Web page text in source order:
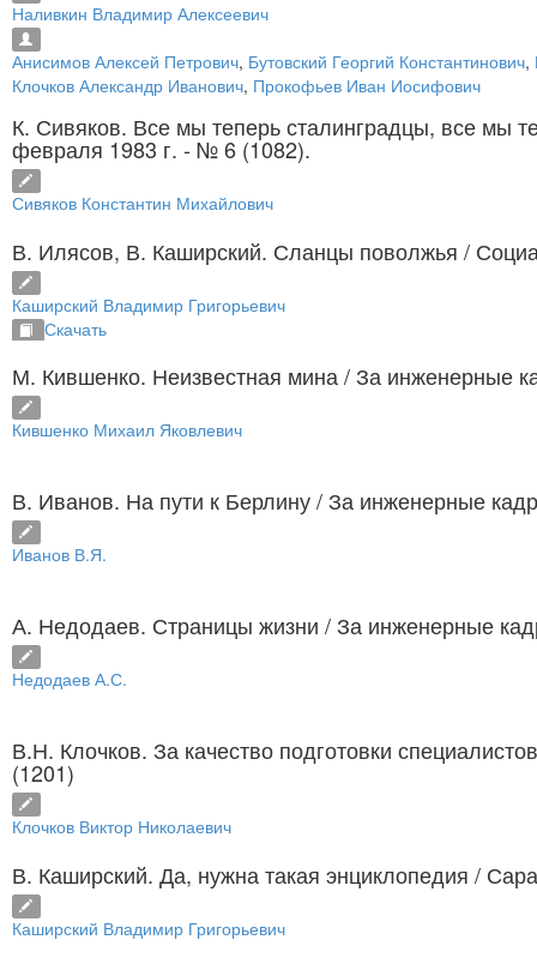
Наливкин Владимир Алексеевич
Анисимов Алексей Петрович, Бутовский Георгий Константинович,
Клочков Александр Иванович, Прокофьев Иван Иосифович
К. Сивяков. Все мы теперь сталинградцы, все мы
февраля 1983 г. - № 6 (1082).
Сивяков Константин Михайлович
В. Илясов, В. Каширский. Сланцы поволжья /
Каширский Владимир Григорьевич
Скачать
М. Кившенко. Неизвестная мина / За инженерные
Кившенко Михаил Яковлевич
В. Иванов. На пути к Берлину/ За инженерные
Иванов В.Я.
А. Недодаев. Страницы жизни / За инженерные
Недодаев А.С.
В.Н. Клочков. За качество подготовки
(1201)
Клочков Виктор Николаевич
В. Каширский. Да, нужна такая энциклопедия /
Каширский Владимир Григорьевич